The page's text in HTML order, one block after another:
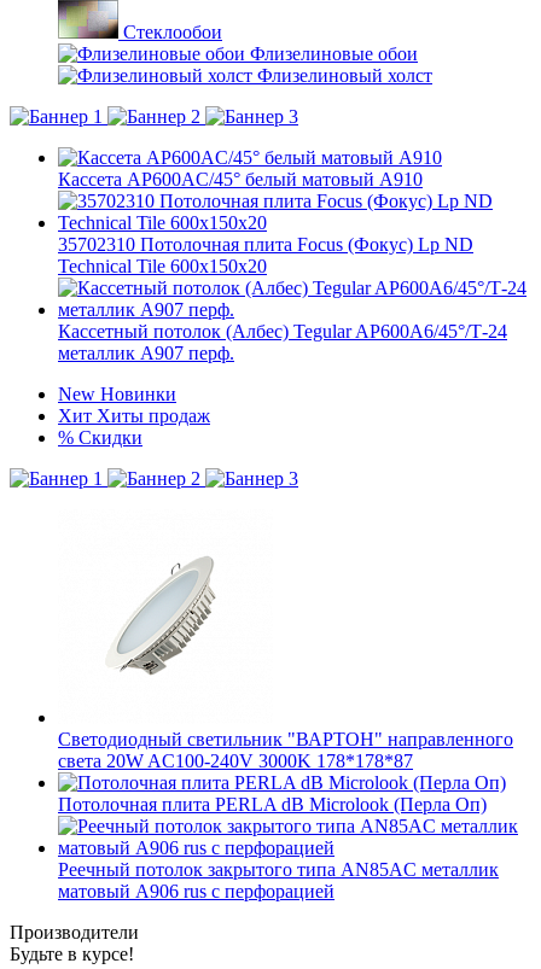
Стеклообои
Флизелиновые обои
Флизелиновый холст
Кассета AP600AC/45° белый матовый А910
35702310 Потолочная плита Focus (Фокус) Lp ND
Technical Tile 600x150x20
Кассетный потолок (Албес) Tegular AP600A6/45°/Т-24
металлик А907 перф.
New Новинки
Хит Хиты продаж
% Скидки
Светодиодный светильник "ВАРТОН" направленного
света 20W AC100-240V 3000K 178*178*87
Потолочная плита PERLA dB Microlook (Перла Оп)
Реечный потолок закрытого типа AN85AС металлик
матовый А906 rus с перфорацией
Производители
Будьте в курсе!